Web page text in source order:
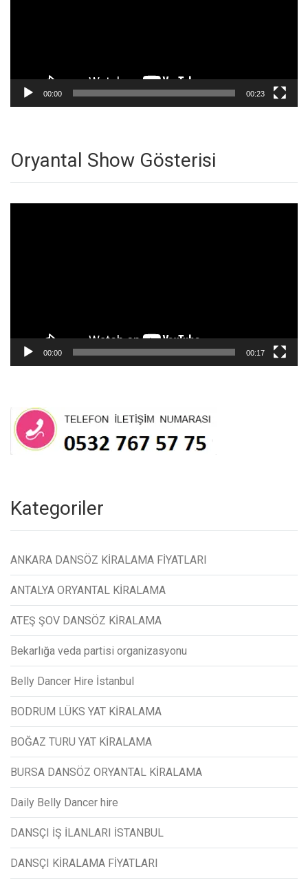
00:00 00:23
Oryantal Show Gösterisi
00:00 00:17
Kategoriler
ANKARA DANSÖZ KİRALAMA FİYATLARI
ANTALYA ORYANTAL KİRALAMA
ATEŞ ŞOV DANSÖZ KİRALAMA
Bekarlığa veda partisi organizasyonu
Belly Dancer Hire İstanbul
BODRUM LÜKS YAT KİRALAMA
BOĞAZ TURU YAT KİRALAMA
BURSA DANSÖZ ORYANTAL KİRALAMA
Daily Belly Dancer hire
DANSÇI İŞ İLANLARI İSTANBUL
DANSÇI KİRALAMA FİYATLARI